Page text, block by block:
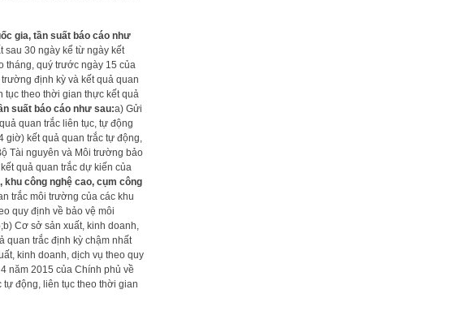
gia, tần suất báo cáo như
sau 30 ngày kể từ ngày kết
tháng, quý trước ngày 15 của
định kỳ và kết quả quan
tục theo thời gian thực kết quả
suất báo cáo như sau:a) Gửi
quan trắc liên tục, tự động
giờ) kết quả quan trắc tự động,
Tài nguyên và Môi trường bảo
quả quan trắc dự kiến của
công nghệ cao, cụm công
trắc môi trường của các khu
quy định về bảo vệ môi
Cơ sở sản xuất, kinh doanh,
quan trắc định kỳ chậm nhất
kinh doanh, dịch vụ theo quy
năm 2015 của Chính phủ về
động, liên tục theo thời gian